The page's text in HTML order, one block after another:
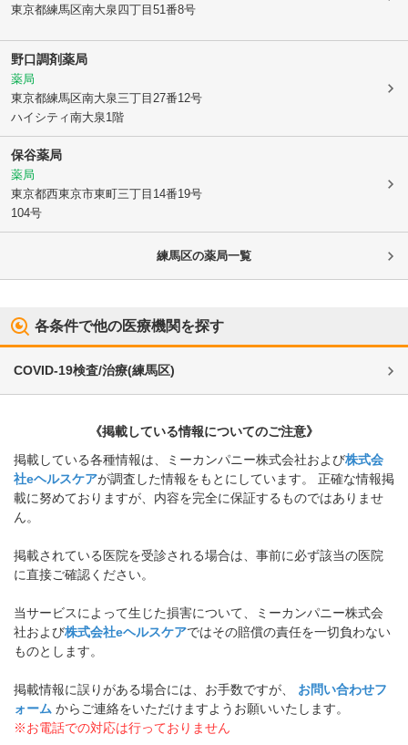
東京都練馬区南大泉四丁目51番8号
野口調剤薬局
薬局
東京都練馬区南大泉三丁目27番12号
ハイシティ南大泉1階
保谷薬局
薬局
東京都西東京市東町三丁目14番19号
104号
練馬区の薬局一覧
各条件で他の医療機関を探す
COVID-19検査/治療(練馬区)
《掲載している情報についてのご注意》
掲載している各種情報は、ミーカンパニー株式会社および株式会
社eヘルスケアが調査した情報をもとにしています。 正確な情報掲
載に努めておりますが、内容を完全に保証するものではありませ
ん。
掲載されている医院を受診される場合は、事前に必ず該当の医院
に直接ご確認ください。
当サービスによって生じた損害について、ミーカンパニー株式会
社および株式会社eヘルスケアではその賠償の責任を一切負わない
ものとします。
掲載情報に誤りがある場合には、お手数ですが、
お問い合わせフ
ォーム からご連絡をいただけますようお願いいたします。
※お電話での対応は行っておりません